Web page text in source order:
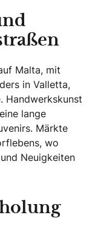
Malta, mit
in Valletta,
Handwerkskunst
lange
Märkte
wo
Neuigkeiten